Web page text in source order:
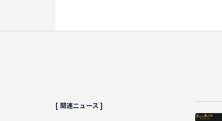
[ 関連ニュース ]